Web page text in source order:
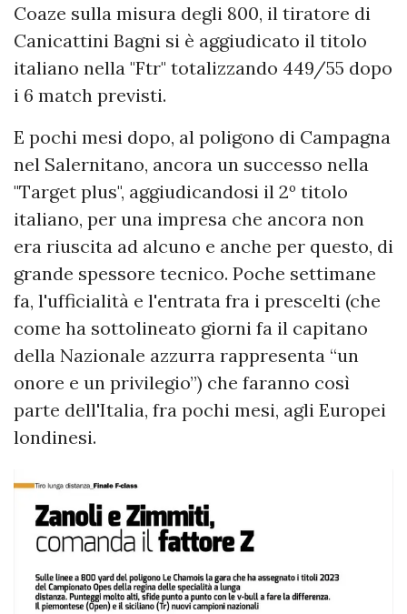
Coaze sulla misura degli 800, il tiratore di
Canicattini Bagni si è aggiudicato il titolo
italiano nella "Ftr" totalizzando 449/55 dopo
i 6 match previsti.
E pochi mesi dopo, al poligono di Campagna
nel Salernitano, ancora un successo nella
"Target plus", aggiudicandosi il 2º titolo
italiano, per una impresa che ancora non
era riuscita ad alcuno e anche per questo, di
grande spessore tecnico. Poche settimane
fa, l'ufficialità e l'entrata fra i prescelti (che
come ha sottolineato giorni fa il capitano
della Nazionale azzurra rappresenta “un
onore e un privilegio”) che faranno così
parte dell'Italia, fra pochi mesi, agli Europei
londinesi.